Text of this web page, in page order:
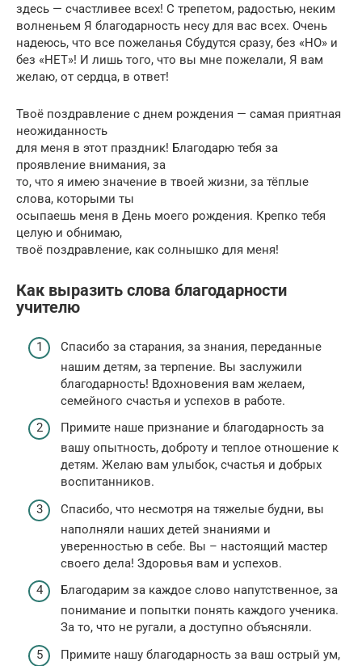
здесь — счастливее всех! С трепетом, радостью, неким
волненьем Я благодарность несу для вас всех. Очень
надеюсь, что все пожеланья Сбудутся сразу, без «НО» и
без «НЕТ»! И лишь того, что вы мне пожелали, Я вам
желаю, от сердца, в ответ!
Твоё поздравление с днем рождения — самая приятная
неожиданность
для меня в этот праздник! Благодарю тебя за
проявление внимания, за
то, что я имею значение в твоей жизни, за тёплые
слова, которыми ты
осыпаешь меня в День моего рождения. Крепко тебя
целую и обнимаю,
твоё поздравление, как солнышко для меня!
Как выразить слова благодарности
учителю
Спасибо за старания, за знания, переданные
нашим детям, за терпение. Вы заслужили
благодарность! Вдохновения вам желаем,
семейного счастья и успехов в работе.
Примите наше признание и благодарность за
вашу опытность, доброту и теплое отношение к
детям. Желаю вам улыбок, счастья и добрых
воспитанников.
Спасибо, что несмотря на тяжелые будни, вы
наполняли наших детей знаниями и
уверенностью в себе. Вы – настоящий мастер
своего дела! Здоровья вам и успехов.
Благодарим за каждое слово напутственное, за
понимание и попытки понять каждого ученика.
За то, что не ругали, а доступно объясняли.
Примите нашу благодарность за ваш острый ум,